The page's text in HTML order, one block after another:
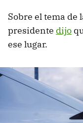
Sobre el tema de
presidente dijo
ese lugar.